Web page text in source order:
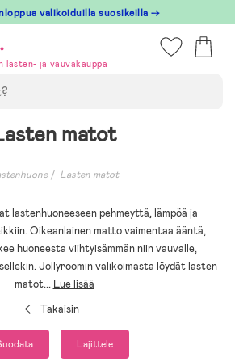
valikoiduilla suosikeilla →
lasten- ja vauvakauppa
matot
Lasten matot
lastenhuoneeseen pehmeyttä, lämpöä ja
Oikeanlainen matto vaimentaa ääntä,
huoneesta viihtyisämmän niin vauvalle,
Jollyroomin valikoimasta löydät lasten
matot... Lue lisää
Takaisin
Lajittele